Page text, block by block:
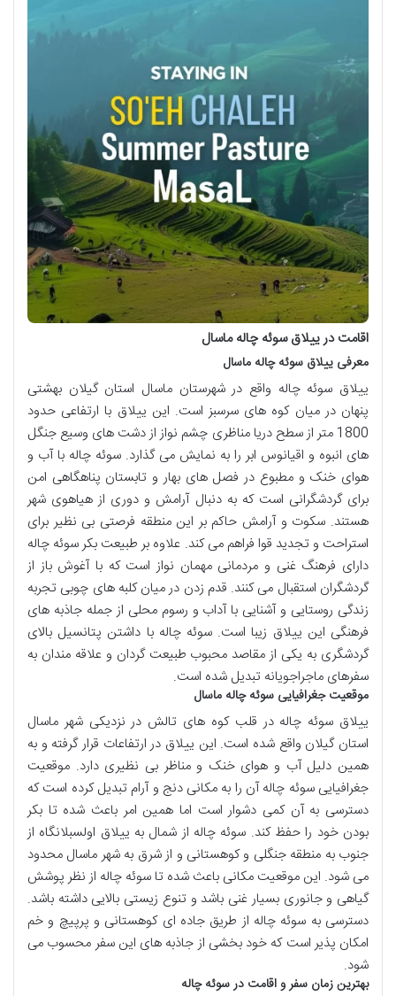
اقامت در ییلاق سوئه چاله ماسال
معرفی ییلاق سوئه چاله ماسال
ییلاق سوئه چاله واقع در شهرستان ماسال استان گیلان بهشتی
پنهان در میان کوه های سرسبز است. این ییلاق با ارتفاعی حدود
1800 متر از سطح دریا مناظری چشم نواز از دشت های وسیع جنگل
های انبوه و اقیانوس ابر را به نمایش می گذارد. سوئه چاله با آب و
هوای خنک و مطبوع در فصل های بهار و تابستان پناهگاهی امن
برای گردشگرانی است که به دنبال آرامش و دوری از هیاهوی شهر
هستند. سکوت و آرامش حاکم بر این منطقه فرصتی بی نظیر برای
استراحت و تجدید قوا فراهم می کند. علاوه بر طبیعت بکر سوئه چاله
دارای فرهنگ غنی و مردمانی مهمان نواز است که با آغوش باز از
گردشگران استقبال می کنند. قدم زدن در میان کلبه های چوبی تجربه
زندگی روستایی و آشنایی با آداب و رسوم محلی از جمله جاذبه های
فرهنگی این ییلاق زیبا است. سوئه چاله با داشتن پتانسیل بالای
گردشگری به یکی از مقاصد محبوب طبیعت گردان و علاقه مندان به
سفرهای ماجراجویانه تبدیل شده است.
موقعیت جغرافیایی سوئه چاله ماسال
ییلاق سوئه چاله در قلب کوه های تالش در نزدیکی شهر ماسال
استان گیلان واقع شده است. این ییلاق در ارتفاعات قرار گرفته و به
همین دلیل آب و هوای خنک و مناظر بی نظیری دارد. موقعیت
جغرافیایی سوئه چاله آن را به مکانی دنج و آرام تبدیل کرده است که
دسترسی به آن کمی دشوار است اما همین امر باعث شده تا بکر
بودن خود را حفظ کند. سوئه چاله از شمال به ییلاق اولسبلانگاه از
جنوب به منطقه جنگلی و کوهستانی و از شرق به شهر ماسال محدود
می شود. این موقعیت مکانی باعث شده تا سوئه چاله از نظر پوشش
گیاهی و جانوری بسیار غنی باشد و تنوع زیستی بالایی داشته باشد.
دسترسی به سوئه چاله از طریق جاده ای کوهستانی و پرپیچ و خم
امکان پذیر است که خود بخشی از جاذبه های این سفر محسوب می
شود.
بهترین زمان سفر و اقامت در سوئه چاله